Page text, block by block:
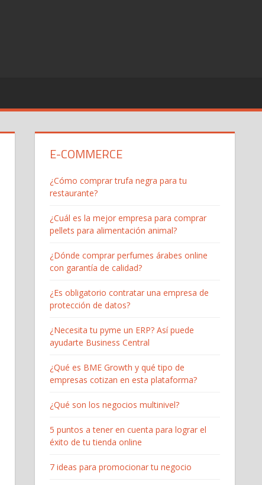
E-COMMERCE
¿Cómo comprar trufa negra para tu
restaurante?
¿Cuál es la mejor empresa para comprar
pellets para alimentación animal?
¿Dónde comprar perfumes árabes online
con garantía de calidad?
¿Es obligatorio contratar una empresa de
protección de datos?
¿Necesita tu pyme un ERP? Así puede
ayudarte Business Central
¿Qué es BME Growth y qué tipo de
empresas cotizan en esta plataforma?
¿Qué son los negocios multinivel?
5 puntos a tener en cuenta para lograr el
éxito de tu tienda online
7 ideas para promocionar tu negocio